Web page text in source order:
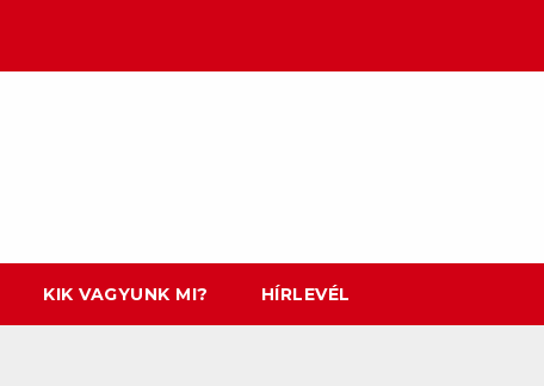
KIK VAGYUNK MI? HÍRLEVÉL